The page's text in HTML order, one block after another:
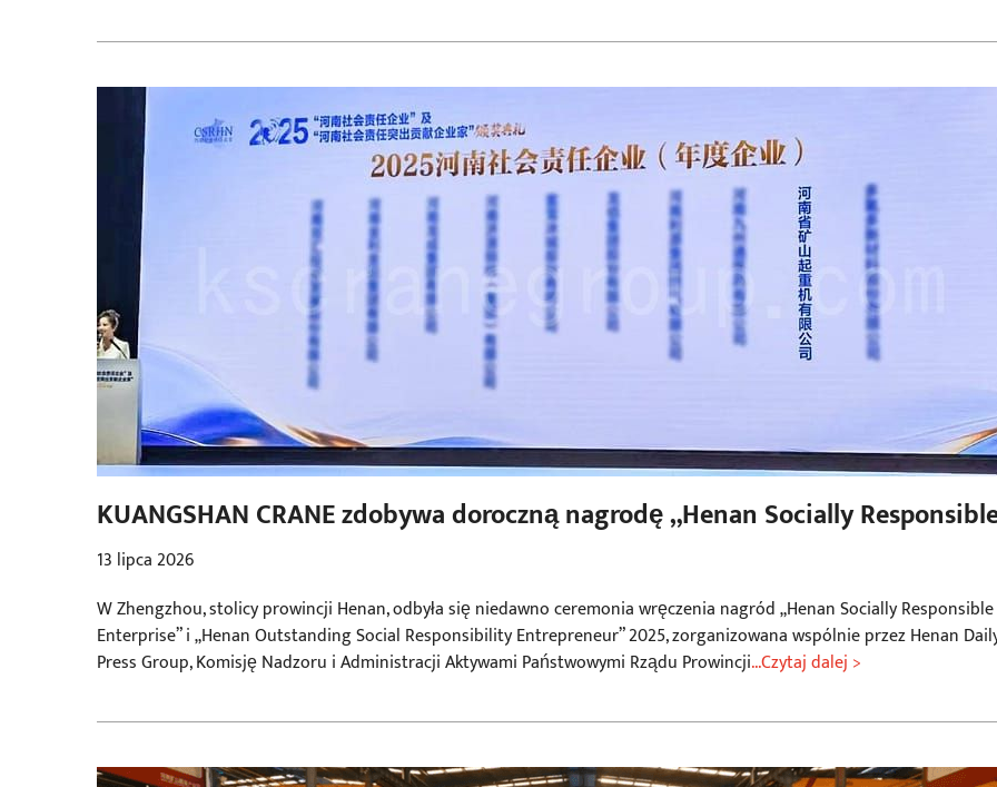
KUANGSHAN CRANE zdobywa doroczną nagrodę „Henan Socially
Enterprise” za rok 2025
13 lipca 2026
W Zhengzhou, stolicy prowincji Henan, odbyła się niedawno ceremonia wręczenia nagród „Henan Socially Responsible
Enterprise” i „Henan Outstanding Social Responsibility Entrepreneur” 2025, zorganizowana wspólnie przez Henan
Press Group, Komisję Nadzoru i Administracji Aktywami Państwowymi Rządu Prowincji...Czytaj dalej >